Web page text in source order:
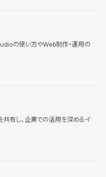
の使い方やWeb制作・運用の
有し、企業での活用を深めるイ